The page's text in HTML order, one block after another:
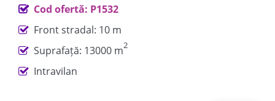
Cod ofertă: P1532
Front stradal: 10 m
Suprafață: 13000 m2
Intravilan